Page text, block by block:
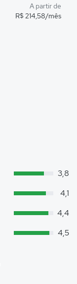
A partir de
R$ 214,58/mês
3,8
4,1
4,4
4,5